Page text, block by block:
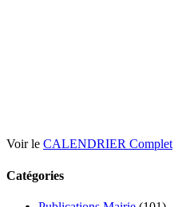
Voir le CALENDRIER Complet
Catégories